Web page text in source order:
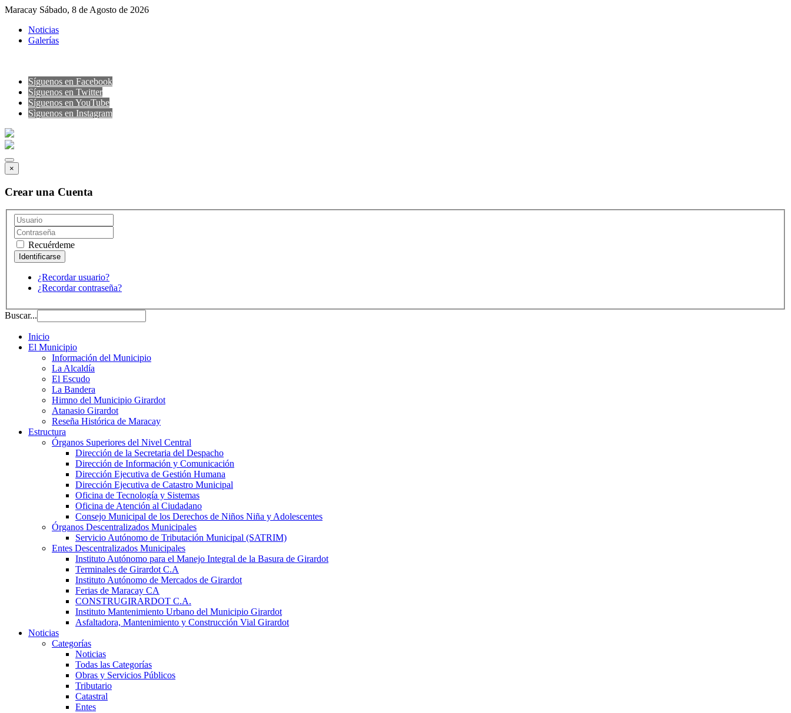
Maracay Sábado, 8 de Agosto de 2026
Noticias
Galerías
Síguenos en Facebook
Síguenos en Twitter
Síguenos en YouTube
Sìguenos en Instagram
×
Crear una Cuenta
Recuérdeme
¿Recordar usuario?
¿Recordar contraseña?
Buscar...
Inicio
El Municipio
Información del Municipio
La Alcaldía
El Escudo
La Bandera
Himno del Municipio Girardot
Atanasio Girardot
Reseña Histórica de Maracay
Estructura
Órganos Superiores del Nivel Central
Dirección de la Secretaria del Despacho
Dirección de Información y Comunicación
Dirección Ejecutiva de Gestión Humana
Dirección Ejecutiva de Catastro Municipal
Oficina de Tecnología y Sistemas
Oficina de Atención al Ciudadano
Consejo Municipal de los Derechos de Niños Niña y Adolescentes
Órganos Descentralizados Municipales
Servicio Autónomo de Tributación Municipal (SATRIM)
Entes Descentralizados Municipales
Instituto Autónomo para el Manejo Integral de la Basura de Girardot
Terminales de Girardot C.A
Instituto Autónomo de Mercados de Girardot
Ferias de Maracay CA
CONSTRUGIRARDOT C.A.
Instituto Mantenimiento Urbano del Municipio Girardot
Asfaltadora, Mantenimiento y Construcción Vial Girardot
Noticias
Categorías
Noticias
Todas las Categorías
Obras y Servicios Públicos
Tributario
Catastral
Entes